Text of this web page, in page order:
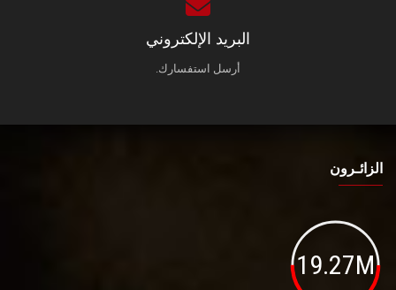
البريد الإلكتروني
أرسل استفسارك.
الزائـرون
19.27M